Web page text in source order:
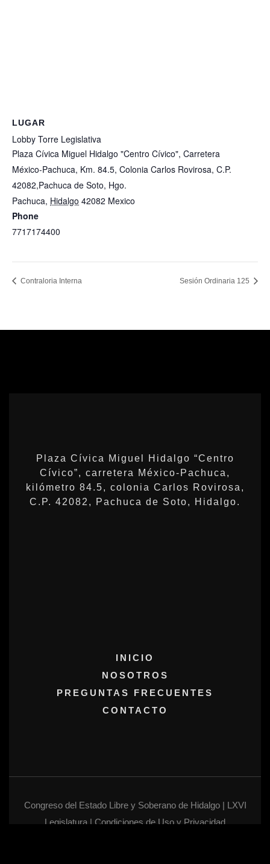
LUGAR
Lobby Torre Legislativa
Plaza Cívica Miguel Hidalgo "Centro Cívico", Carretera
México-Pachuca, Km. 84.5, Colonia Carlos Rovirosa, C.P.
42082,Pachuca de Soto, Hgo.
Pachuca, Hidalgo 42082 Mexico
Phone
7717174400
Contraloria Interna Sesión Ordinaria 125
Plaza Cívica Miguel Hidalgo “Centro
Cívico”, carretera México-Pachuca,
kilómetro 84.5, colonia Carlos Rovirosa,
C.P. 42082, Pachuca de Soto, Hidalgo.
INICIO
NOSOTROS
PREGUNTAS FRECUENTES
CONTACTO
Congreso del Estado Libre y Soberano de Hidalgo | LXVI
Legislatura | Condiciones de Uso y Privacidad